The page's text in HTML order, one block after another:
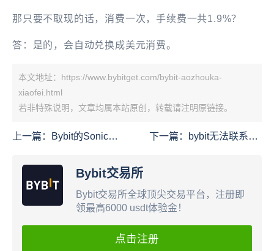
那只要不取现的话，消费一次，手续费一共1.9%？
答：是的， 会自动兑换成美元消费。
本文地址：https://www.bybitget.com/bybit-aozhouka-
xiaofei.html
若非特殊说明，文章均属本站原创，转载请注明原链接。
上一篇：
Bybit的Sonic活
下一篇： bybit无法联系到
Bybit交易所
Bybit交易所全球顶尖交易平台，注册即
领最高6000 usdt体验金！
点击注册